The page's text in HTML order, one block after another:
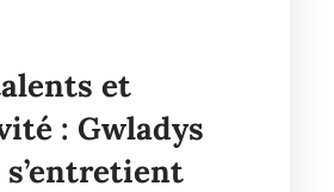
et
: Gwladys